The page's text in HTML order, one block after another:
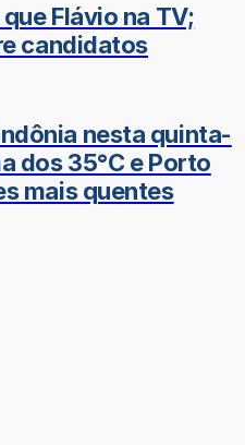
Flávio na TV;
candidatos
nesta quinta-
dos 35°C e Porto
mais quentes